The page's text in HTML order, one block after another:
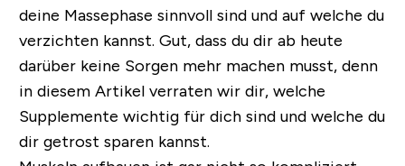
deine Massephase sinnvoll sind und auf welche du
verzichten kannst. Gut, dass du dir ab heute
darüber keine Sorgen mehr machen musst, denn
in diesem Artikel verraten wir dir, welche
Supplemente wichtig für dich sind und welche du
dir getrost sparen kannst.